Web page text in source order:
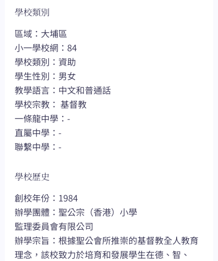
學校類別
區域：大埔區
小一學校網：84
學校類別：資助
學生性別：男女
教學語言：中文和普通話
學校宗教： 基督教
一條龍中學：-
直屬中學：-
聯繫中學：-
學校歷史
創校年份：1984
辦學團體：聖公宗（香港）小學
監理委員會有限公司
辦學宗旨：根據聖公會所推崇的基督教全人教育
理念，該校致力於培育和發展學生在德、智、